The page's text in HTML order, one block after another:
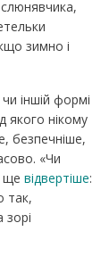
зимно і
іншій формі
якого нікому
безпечніше,
«Чи
ще відвертіше:
так,